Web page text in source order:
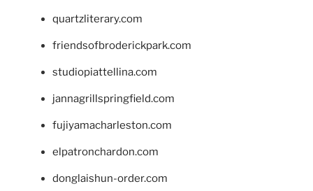
quartzliterary.com
friendsofbroderickpark.com
studiopiattellina.com
jannagrillspringfield.com
fujiyamacharleston.com
elpatronchardon.com
donglaishun-order.com